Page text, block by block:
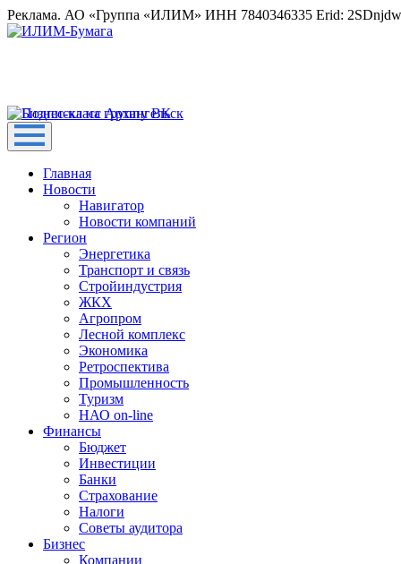
Реклама. АО «Группа «ИЛИМ» ИНН 7840346335 Erid:
Главная
Новости
Навигатор
Новости компаний
Регион
Энергетика
Транспорт и связь
Стройиндустрия
ЖКХ
Агропром
Лесной комплекс
Экономика
Ретроспектива
Промышленность
Туризм
НАО on-line
Финансы
Бюджет
Инвестиции
Банки
Страхование
Налоги
Советы аудитора
Бизнес
Компании